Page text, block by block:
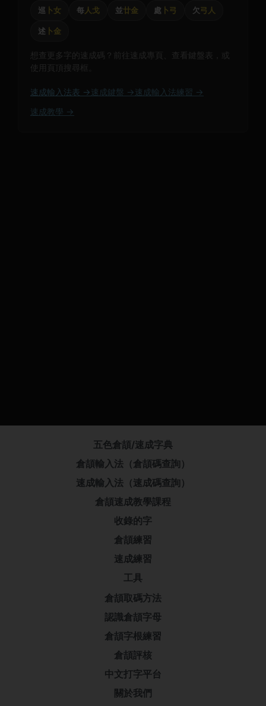
巡 卜女 每人戈 並廿金 處 卜弓 欠弓人
述 卜金
想查更多字的速成碼？前往速成專頁、查看鍵盤表，或
使用頁頂搜尋框。
速成輸入法表 → 速成鍵盤 → 速成輸入法練習 →
速成教學 →
五色倉頡/速成字典
倉頡輸入法（倉頡碼查詢）
速成輸入法（速成碼查詢）
倉頡速成教學課程
收錄的字
倉頡練習
速成練習
工具
倉頡取碼方法
認識倉頡字母
倉頡字根練習
倉頡評核
中文打字平台
關於我們